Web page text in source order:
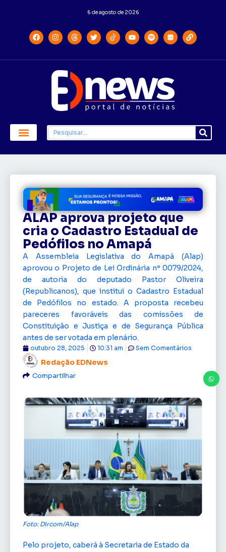
6 de agosto de 2026
ALAP aprova projeto que
cria o Cadastro Estadual de
Pedófilos no Amapá
A Assembleia Legislativa do Amapá (Alap)
aprovou o Projeto de Lei Ordinária nº 0079/2024,
de autoria do deputado Pastor Oliveira
(Republicanos), que institui o Cadastro Estadual
de Pedófilos no estado. A proposta recebeu
pareceres favoráveis das comissões de
Constituição e Justiça e de Segurança Pública
antes de ser votada em plenário.
Redação EDNews
outubro 28, 2025 10:31 am Sem Comentários
Compartilhar
Foto: Dircom/Alap
Pelo projeto, caberá à Secretaria de Estado da